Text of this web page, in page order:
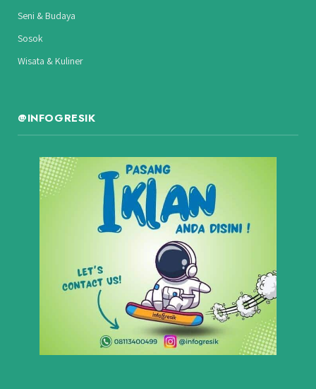
Seni & Budaya
Sosok
Wisata & Kuliner
@INFOGRESIK